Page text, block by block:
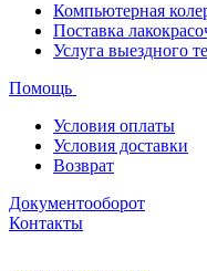
Компьютерная
Поставка
Услуга выездного
Помощь
Условия оплаты
Условия доставки
Возврат
Документооборот
Контакты